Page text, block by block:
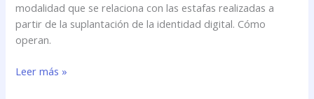
modalidad que se relaciona con las estafas realizadas a
partir de la suplantación de la identidad digital. Cómo
operan.
Leer más »